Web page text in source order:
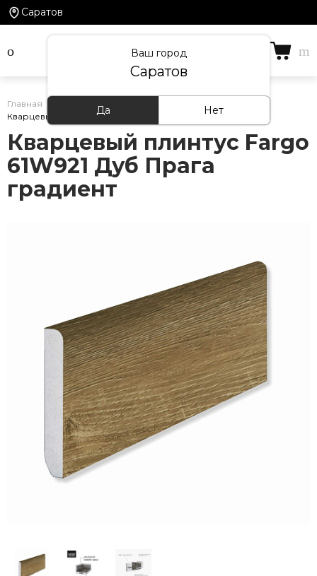
Саратов
Ваш город
Саратов
Да Нет
Главная Каталог товаров Кварцевый плинтус
Кварцевый плинтус Fargo 61W921 Дуб Прага градиент
Кварцевый плинтус Fargo
61W921 Дуб Прага
градиент